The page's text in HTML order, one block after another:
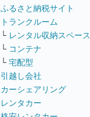
ふるさと納税サイト
トランクルーム
└ レンタル収納スペース
└ コンテナ
└ 宅配型
引越し会社
カーシェアリング
レンタカー